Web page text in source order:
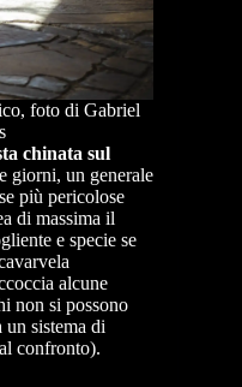
foto di Gabriel
chinata sul
giorni, un generale
più pericolose
di massima il
e specie se
alcune
non si possono
sistema di
confronto).